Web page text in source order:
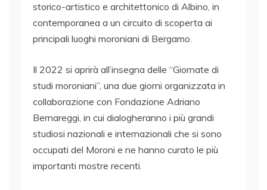
storico-artistico e architettonico di Albino, in
contemporanea a un circuito di scoperta ai
principali luoghi moroniani di Bergamo.
Il 2022 si aprirà all’insegna delle “Giornate di
studi moroniani”, una due giorni organizzata in
collaborazione con Fondazione Adriano
Bernareggi, in cui dialogheranno i più grandi
studiosi nazionali e internazionali che si sono
occupati del Moroni e ne hanno curato le più
importanti mostre recenti.